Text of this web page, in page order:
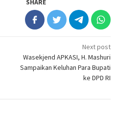
SHARE
Next post
Wasekjend APKASI, H. Mashuri
Sampaikan Keluhan Para Bupati
ke DPD RI